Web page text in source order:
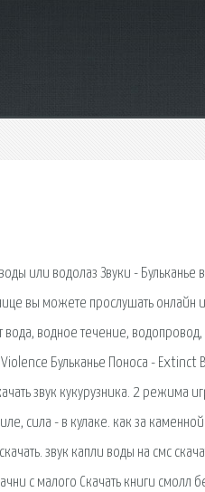
или водолаз Звуки - Бульканье
вы можете прослушать онлайн
вода, водное течение,
Бульканье Поноса - Extinct
звук кукурузника. 2 режима
сила - в кулаке. как за каменной
звук капли воды на смс
с малого Скачать книги смолл